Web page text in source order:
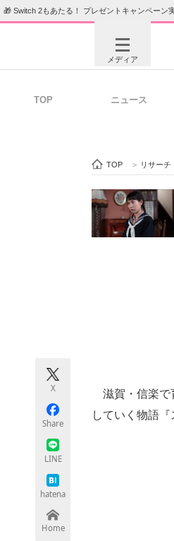
🎁 Switch 2もあたる！ プレゼントキャンペーン
メディア
ビジネスと
ちょっと気に
TOP ニュース
TOP > リサーチ
X
Share
LINE
hatena
Home
滋賀・信楽で
していく物語